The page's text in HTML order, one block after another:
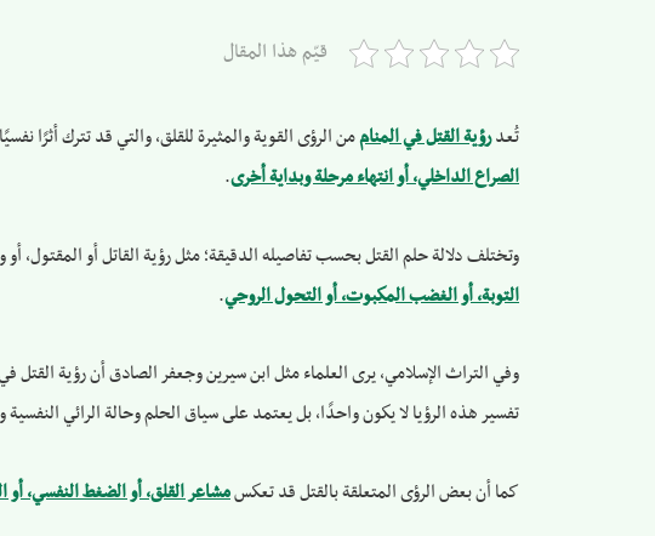
قيّم هذا المقال
تُعدرؤية القتل في المناممن الرؤى القوية والمثيرة للقلق، والتي قد تترك أثرًا
الصراع الداخلي، أو انتهاء مرحلة وبداية أخرى.
وتختلف دلالة حلم القتل بحسب تفاصيله الدقيقة؛ مثل رؤية القاتل أو المقتول،
التوبة، أو الغضب المكبوت، أو التحول الروحي.
وفي التراث الإسلامي، يرى العلماء مثل ابن سيرين وجعفر الصادق أن رؤية القتل في
تفسير هذه الرؤيا لا يكون واحدًا، بل يعتمد على سياق الحلم وحالة الرائي النفسية
كما أن بعض الرؤى المتعلقة بالقتل قد تعكسمشاعر القلق، أو الضغط النفسي، أو